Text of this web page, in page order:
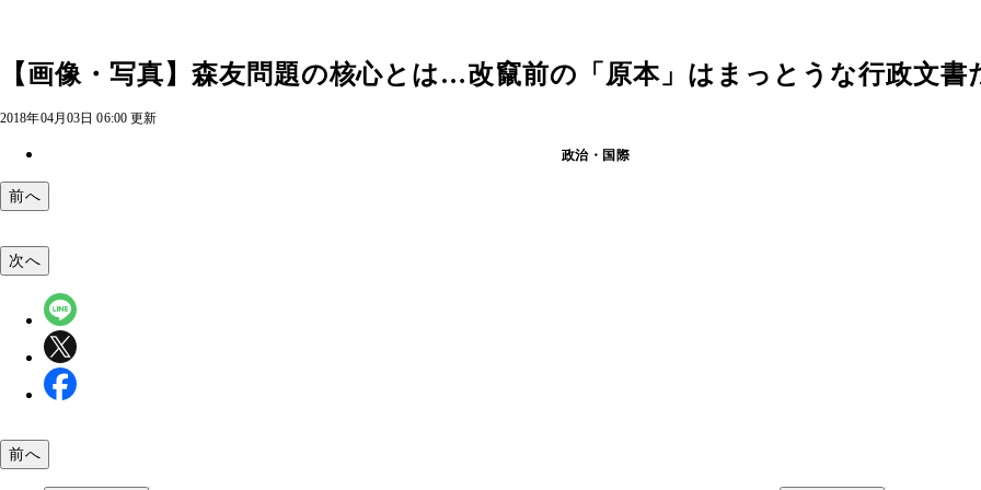
【画像・写真】森友問題の核心とは…改竄前の「原本」はまっとうな行政文書
2018年04月03日 06:00 更新
政治・国際
前へ
次へ
前へ